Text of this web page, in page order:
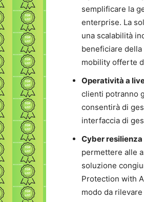
semplificare la
enterprise. La
una scalabilità
beneficiare
mobility offerte
Operatività a
clienti potranno
consentirà di
interfaccia di
Cyber
permettere alle
soluzione
Protection with
modo da